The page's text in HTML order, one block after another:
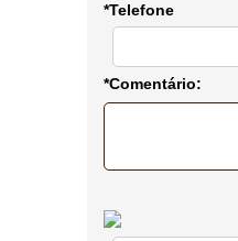
*Telefone
*Comentário: